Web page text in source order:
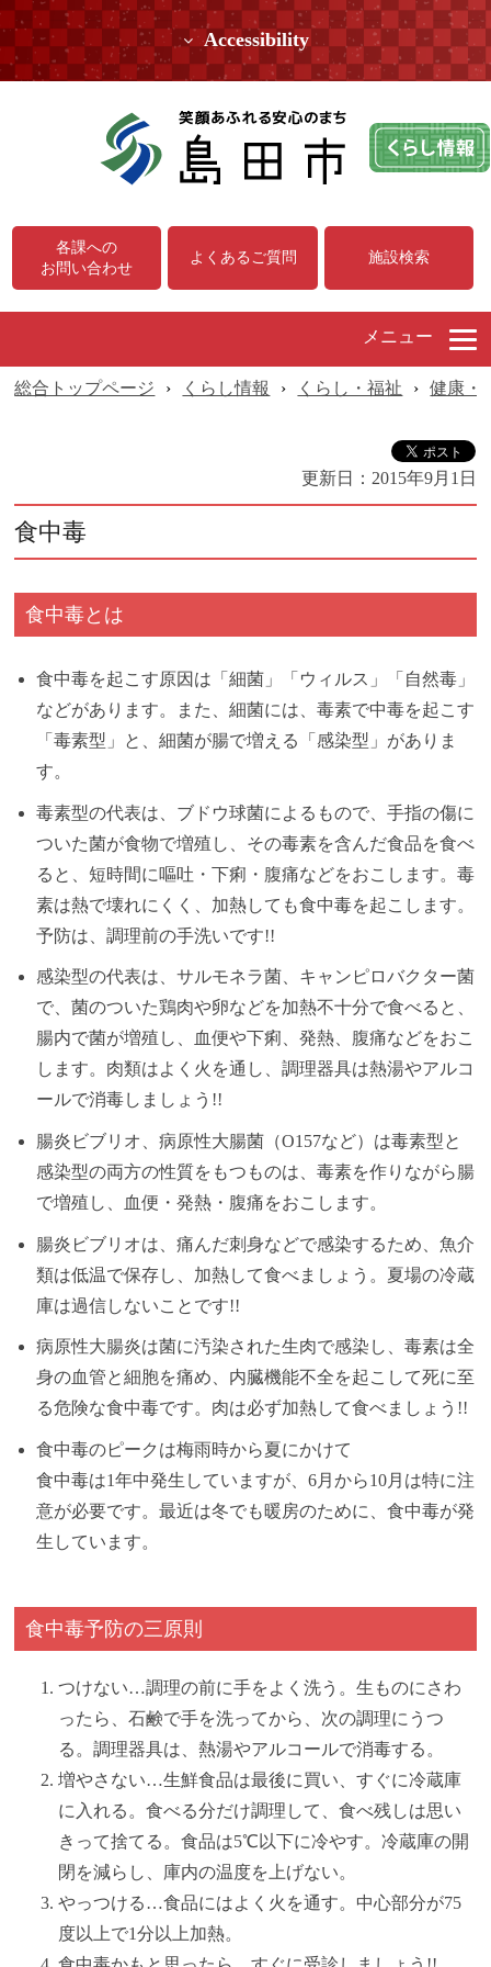
Accessibility
各課への
お問い合わせ
よくあるご質問 施設検索
メニュー
総合トップページ › くらし情報 › くらし・福祉 › 健康・
更新日： 2015年9月1日
食中毒
食中毒とは
食中毒を起こす原因は「細菌」「ウィルス」「自然毒」
などがあります。また、細菌には、毒素で中毒を起こす
「毒素型」と、細菌が腸で増える「感染型」がありま
す。
毒素型の代表は、ブドウ球菌によるもので、手指の傷に
ついた菌が食物で増殖し、その毒素を含んだ食品を食べ
ると、短時間に嘔吐・下痢・腹痛などをおこします。毒
素は熱で壊れにくく、加熱しても食中毒を起こします。
予防は、調理前の手洗いです!!
感染型の代表は、サルモネラ菌、キャンピロバクター菌
で、菌のついた鶏肉や卵などを加熱不十分で食べると、
腸内で菌が増殖し、血便や下痢、発熱、腹痛などをおこ
します。肉類はよく火を通し、調理器具は熱湯やアルコ
ールで消毒しましょう!!
腸炎ビブリオ、病原性大腸菌（O157など）は毒素型と
感染型の両方の性質をもつものは、毒素を作りながら腸
で増殖し、血便・発熱・腹痛をおこします。
腸炎ビブリオは、痛んだ刺身などで感染するため、魚介
類は低温で保存し、加熱して食べましょう。夏場の冷蔵
庫は過信しないことです!!
病原性大腸炎は菌に汚染された生肉で感染し、毒素は全
身の血管と細胞を痛め、内臓機能不全を起こして死に至
る危険な食中毒です。肉は必ず加熱して食べましょう!!
食中毒のピークは梅雨時から夏にかけて
食中毒は1年中発生していますが、6月から10月は特に注
意が必要です。最近は冬でも暖房のために、食中毒が発
生しています。
食中毒予防の三原則
つけない…調理の前に手をよく洗う。生ものにさわ
ったら、石鹸で手を洗ってから、次の調理にうつ
る。調理器具は、熱湯やアルコールで消毒する。
増やさない…生鮮食品は最後に買い、すぐに冷蔵庫
に入れる。食べる分だけ調理して、食べ残しは思い
きって捨てる。食品は5℃以下に冷やす。冷蔵庫の開
閉を減らし、庫内の温度を上げない。
やっつける…食品にはよく火を通す。中心部分が75
度以上で1分以上加熱。